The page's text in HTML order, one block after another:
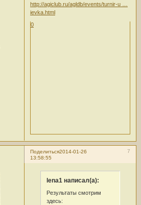
http://agiclub.ru/agldb/events/turnir-u …
ievka.html
0
Поделиться 7
2014-01-26
13:58:55
lena1 написал(а):
Результаты смотрим
здесь: